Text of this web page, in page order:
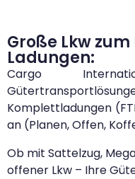
Große Lkw zum
Ladungen:
Cargo
Komplettladungen
an (Planen, Offen,
Ob mit Sattelzug,
offener Lkw – Ihre